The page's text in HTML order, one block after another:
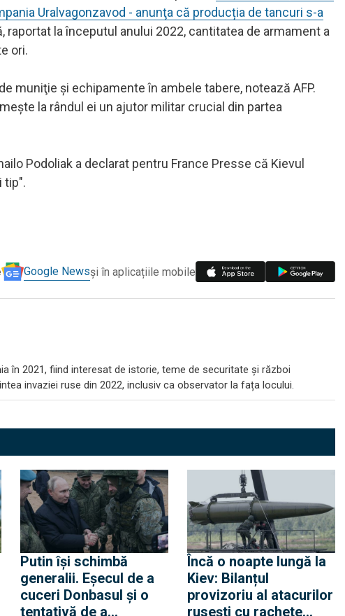
Uralvagonzavod - anunţa că producția de tancuri s-a
raportat la începutul anului 2022, cantitatea de armament a
ori.
muniţie şi echipamente în ambele tabere, notează AFP.
la rândul ei un ajutor militar crucial din partea
Podoliak a declarat pentru France Presse că Kievul
tip".
Google Newsși în aplicațiile mobile
în 2021, fiind interesat de istorie, teme de securitate și război
invaziei ruse din 2022, inclusiv ca observator la fața locului.
Putin își schimbă
generalii. Eșecul de a
cuceri Donbasul și o
tentativă de a
Încă o noapte lungă la
Kiev: Bilanțul
provizoriu al atacurilor
rusești cu rachete